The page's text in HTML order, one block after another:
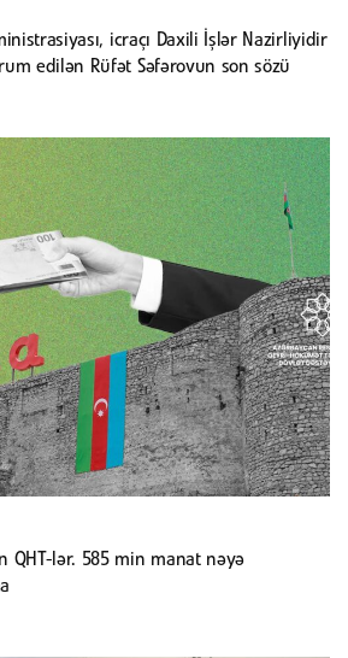
icraçı Daxili İşlər Nazirliyidir
edilən Rüfət Səfərovun son sözü
QHT-lər. 585 min manat nəyə